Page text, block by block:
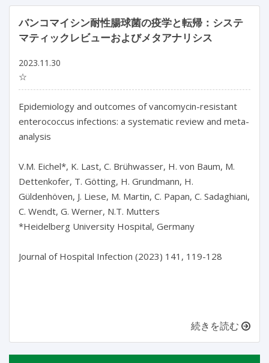
バンコマイシン耐性腸球菌の疫学と転帰：システ
マティックレビューおよびメタアナリシス
2023.11.30
☆
Epidemiology and outcomes of vancomycin-resistant
enterococcus infections: a systematic review and meta-
analysis
V.M. Eichel*, K. Last, C. Brühwasser, H. von Baum, M.
Dettenkofer, T. Götting, H. Grundmann, H.
Güldenhöven, J. Liese, M. Martin, C. Papan, C. Sadaghiani,
C. Wendt, G. Werner, N.T. Mutters
*Heidelberg University Hospital, Germany
Journal of Hospital Infection (2023) 141, 119-128
続きを読む